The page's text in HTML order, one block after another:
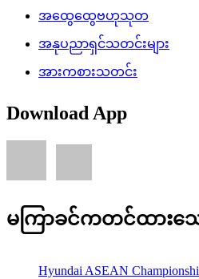
အထွေထွေဗဟုသုတ
အနုပညာရှင်သတင်းများ
အားကစားသတင်း
Download App
မကြာခင်ကတင်ထားသ
Hyundai ASEAN